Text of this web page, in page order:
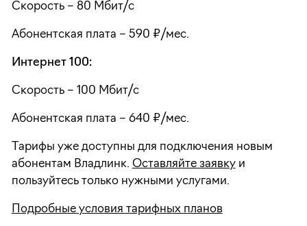
Скорость – 80 Мбит/с
Абонентская плата – 590 ₽/мес.
Интернет 100:
Скорость – 100 Мбит/с
Абонентская плата – 640 ₽/мес.
Тарифы уже доступны для подключения новым
абонентам Владлинк. Оставляйте заявкуи
пользуйтесь только нужными услугами.
Подробные условия тарифных планов